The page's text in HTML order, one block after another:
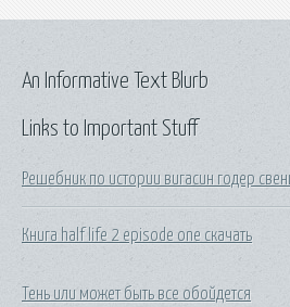
Links to Important Stuff
Решебник по истории вигасин годер
Книга half life 2 episode one скачать
Тень или может быть все обойдется
An Informative Text Blurb